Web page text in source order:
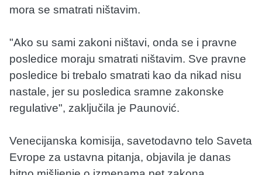
mora se smatrati ništavim.
"Ako su sami zakoni ništavi, onda se i pravne
posledice moraju smatrati ništavim. Sve pravne
posledice bi trebalo smatrati kao da nikad nisu
nastale, jer su posledica sramne zakonske
regulative", zaključila je Paunović.
Venecijanska komisija, savetodavno telo Saveta
Evrope za ustavna pitanja, objavila je danas